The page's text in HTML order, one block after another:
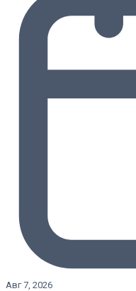
Авг 7, 2026